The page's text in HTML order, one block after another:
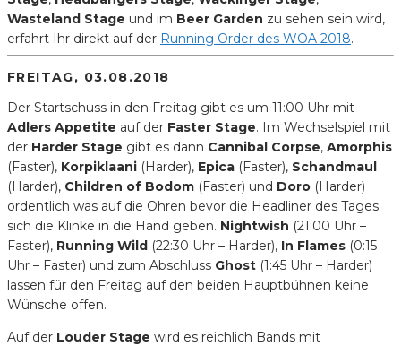
Wasteland Stage und im Beer Garden zu sehen sein wird,
erfahrt Ihr direkt auf der Running Order des WOA 2018.
FREITAG, 03.08.2018
Der Startschuss in den Freitag gibt es um 11:00 Uhr mit
Adlers Appetite auf der Faster Stage. Im Wechselspiel mit
der Harder Stage gibt es dann Cannibal Corpse, Amorphis
(Faster), Korpiklaani (Harder), Epica (Faster), Schandmaul
(Harder), Children of Bodom (Faster) und Doro (Harder)
ordentlich was auf die Ohren bevor die Headliner des Tages
sich die Klinke in die Hand geben. Nightwish (21:00 Uhr –
Faster), Running Wild (22:30 Uhr – Harder), In Flames (0:15
Uhr – Faster) und zum Abschluss Ghost (1:45 Uhr – Harder)
lassen für den Freitag auf den beiden Hauptbühnen keine
Wünsche offen.
Auf der Louder Stage wird es reichlich Bands mit